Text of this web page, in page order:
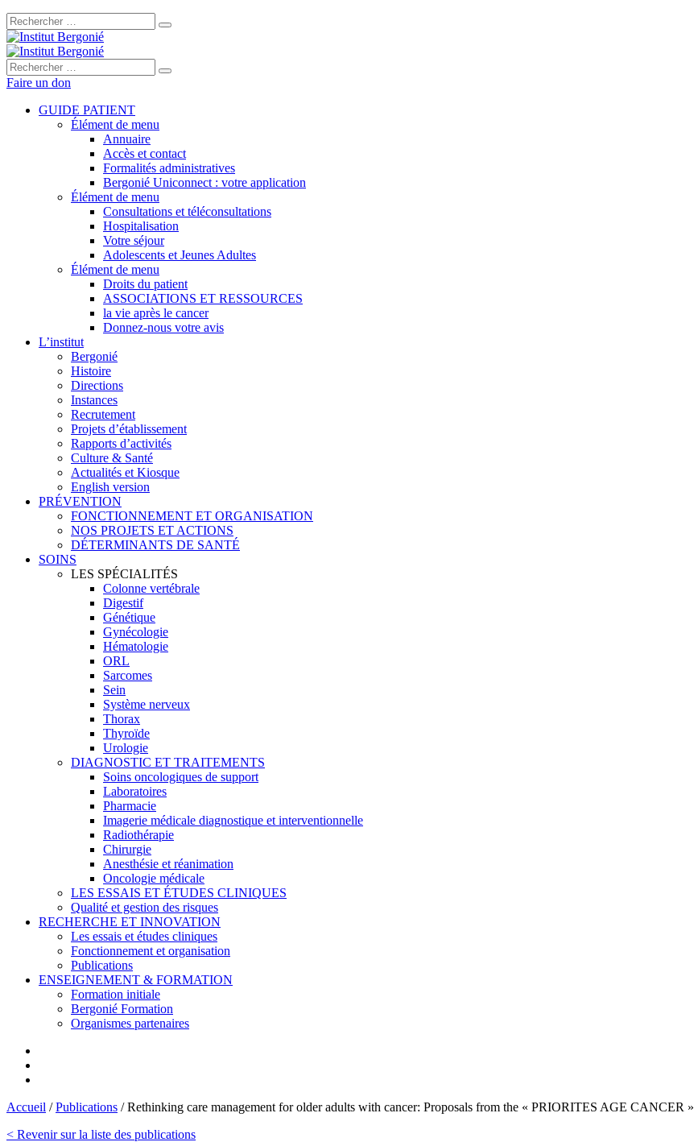
Rechercher :
Rechercher :
Faire un don
GUIDE PATIENT
Élément de menu
Annuaire
Accès et contact
Formalités administratives
Bergonié Uniconnect : votre application
Élément de menu
Consultations et téléconsultations
Hospitalisation
Votre séjour
Adolescents et Jeunes Adultes
Élément de menu
Droits du patient
ASSOCIATIONS ET RESSOURCES
la vie après le cancer
Donnez-nous votre avis
L’institut
Bergonié
Histoire
Directions
Instances
Recrutement
Projets d’établissement
Rapports d’activités
Culture & Santé
Actualités et Kiosque
English version
PRÉVENTION
FONCTIONNEMENT ET ORGANISATION
NOS PROJETS ET ACTIONS
DÉTERMINANTS DE SANTÉ
SOINS
LES SPÉCIALITÉS
Colonne vertébrale
Digestif
Génétique
Gynécologie
Hématologie
ORL
Sarcomes
Sein
Système nerveux
Thorax
Thyroïde
Urologie
DIAGNOSTIC ET TRAITEMENTS
Soins oncologiques de support
Laboratoires
Pharmacie
Imagerie médicale diagnostique et interventionnelle
Radiothérapie
Chirurgie
Anesthésie et réanimation
Oncologie médicale
LES ESSAIS ET ÉTUDES CLINIQUES
Qualité et gestion des risques
RECHERCHE ET INNOVATION
Les essais et études cliniques
Fonctionnement et organisation
Publications
ENSEIGNEMENT & FORMATION
Formation initiale
Bergonié Formation
Organismes partenaires
Accueil /Publications /Rethinking care management for older adults with cancer: Proposals from the « PRIORITES AGE CANCER
< Revenir sur la liste des publications